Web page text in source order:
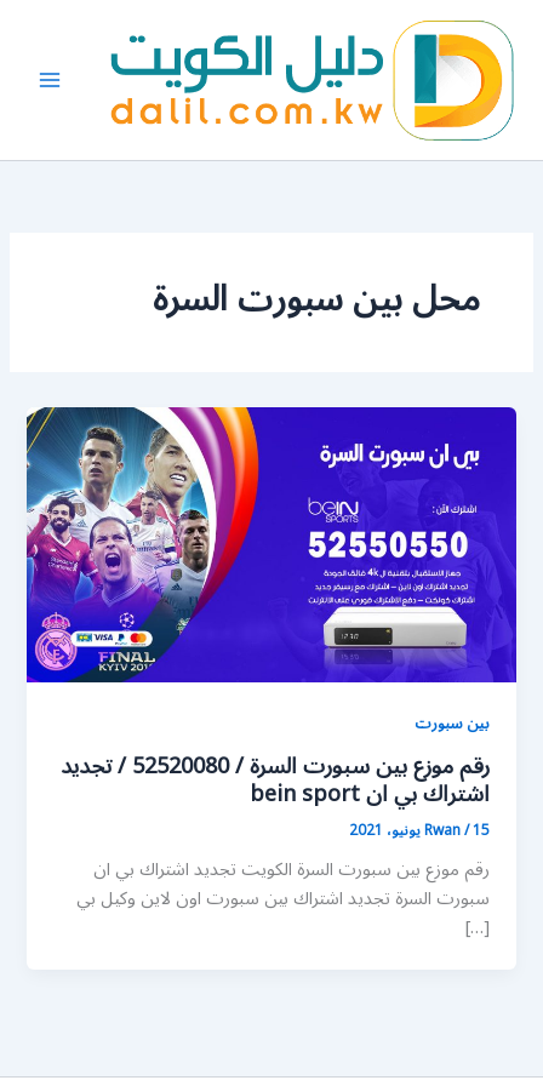
المحتوى
محل بين سبورت السرة
بين سبورت
رقم موزع بين سبورت السرة / 52520080 / تجديد
اشتراك بي ان bein sport
Rwan/15 يونيو، 2021
رقم موزع بين سبورت السرة الكويت تجديد اشتراك بي ان
سبورت السرة تجديد اشتراك بين سبورت اون لاين وكيل بي
[…]